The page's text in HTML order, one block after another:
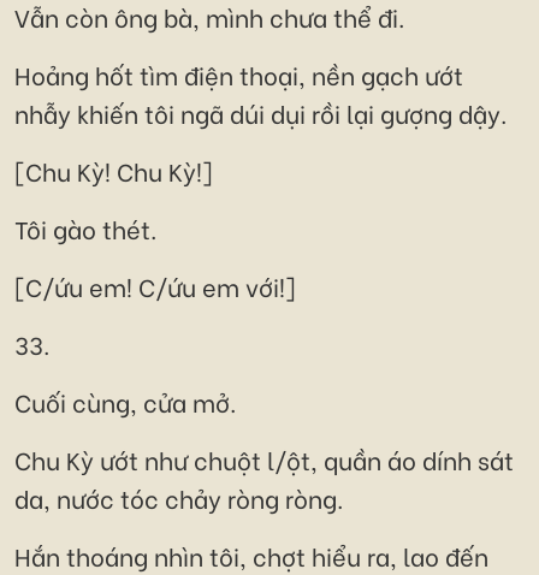
Vẫn còn ông bà, mình chưa thể đi.
Hoảng hốt tìm điện thoại, nền gạch ướt
nhẫy khiến tôi ngã dúi dụi rồi lại gượng dậy.
[Chu Kỳ! Chu Kỳ!]
Tôi gào thét.
[C/ứu em! C/ứu em với!]
33.
Cuối cùng, cửa mở.
Chu Kỳ ướt như chuột l/ột, quần áo dính sát
da, nước tóc chảy ròng ròng.
Hắn thoáng nhìn tôi, chợt hiểu ra, lao đến